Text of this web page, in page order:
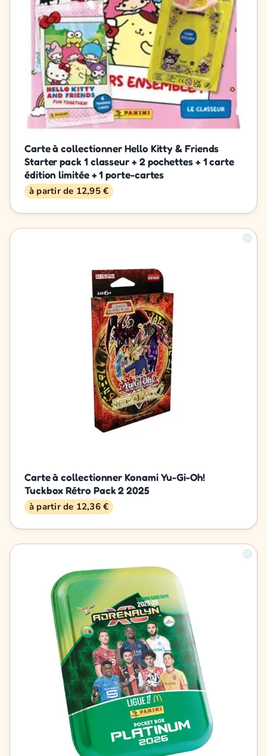
Carte à collectionner Hello Kitty & Friends
Starter pack 1 classeur + 2 pochettes + 1 carte
édition limitée + 1 porte-cartes
à partir de 12,95 €
Carte à collectionner Konami Yu-Gi-Oh!
Tuckbox Rétro Pack 2 2025
à partir de 12,36 €